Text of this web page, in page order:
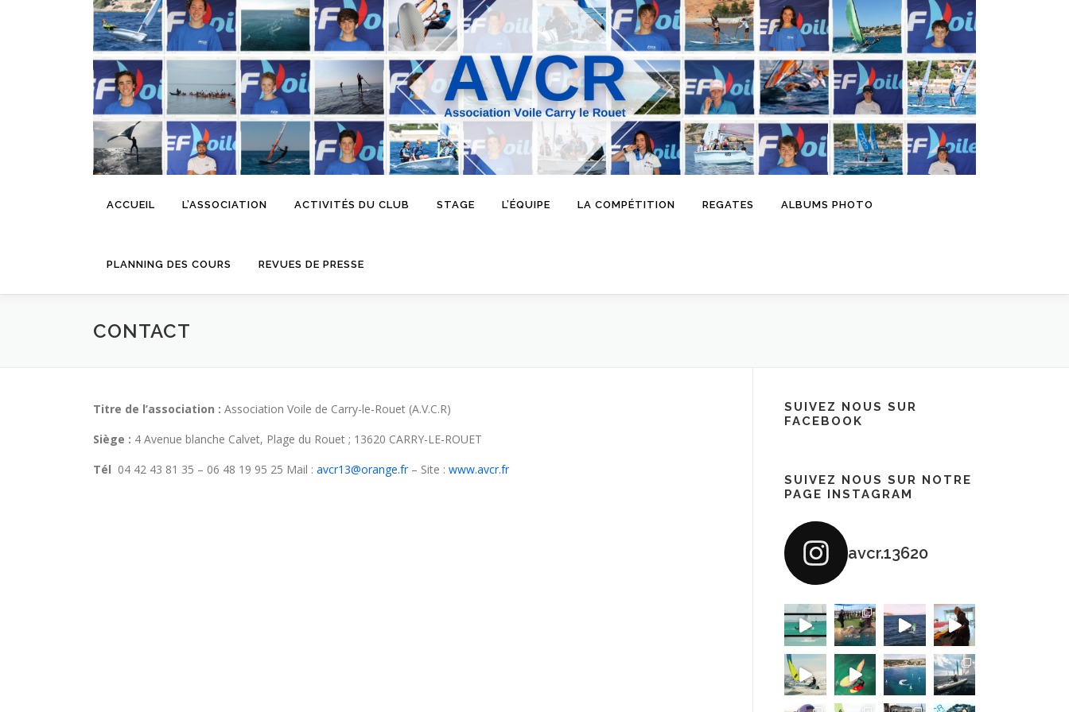
ACCUEIL L’ASSOCIATION ACTIVITÉS DU CLUB STAGE L’ÉQUIPE LA COMPÉTITION REGATES ALBUMS PHOTO
PLANNING DES COURS REVUES DE PRESSE
CONTACT
Titre de l’association : Association Voile de Carry-le-Rouet (A.V.C.R)
Siège : 4 Avenue blanche Calvet, Plage du Rouet ; 13620 CARRY-LE-ROUET
Tél 04 42 43 81 35 – 06 48 19 95 25 Mail : avcr13@orange.fr– Site : www.avcr.fr
SUIVEZ NOUS SUR
FACEBOOK
SUIVEZ NOUS SUR NOTRE
PAGE INSTAGRAM
avcr.13620